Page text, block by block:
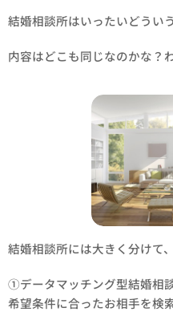
結婚相談所はいったいどうい
内容はどこも同じなのかな？
結婚相談所には大きく分けて
①データマッチング型結婚相
希望条件に合ったお相手を検